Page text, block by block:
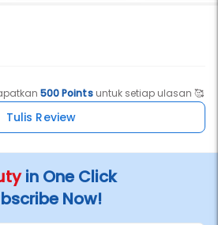
500 Pointsuntuk setiap ulasan 🥰
Tulis Review
in One Click
Now!